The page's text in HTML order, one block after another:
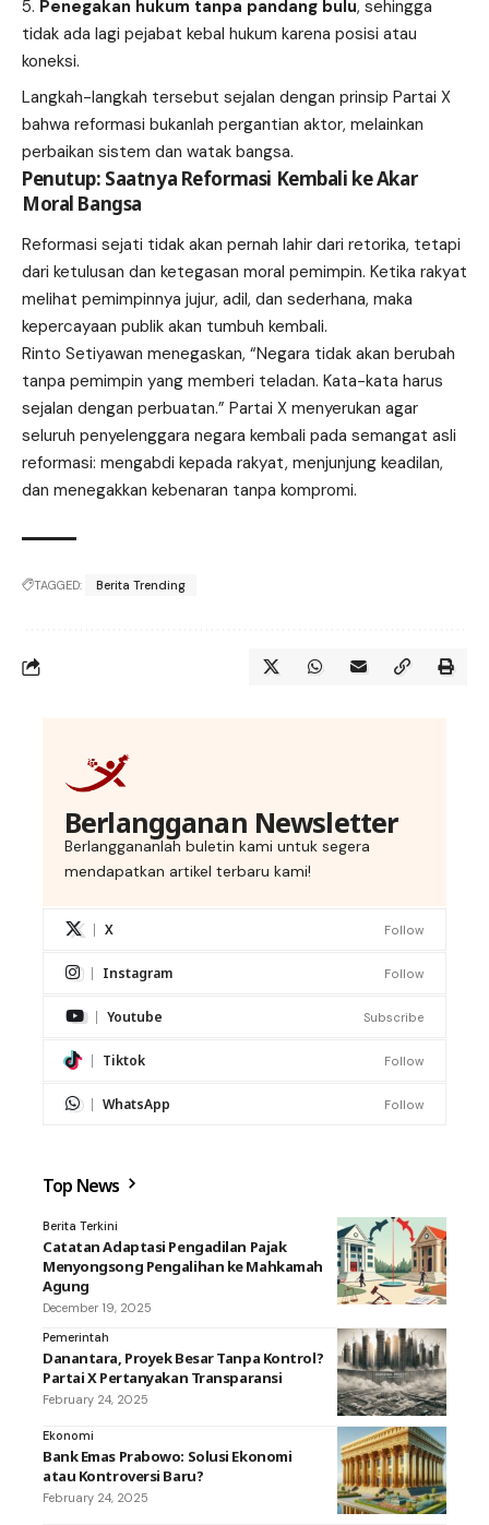
Penegakan hukum tanpa pandang bulu, sehingga
tidak ada lagi pejabat kebal hukum karena posisi atau
koneksi.
Langkah-langkah tersebut sejalan dengan prinsip Partai X
bahwa reformasi bukanlah pergantian aktor, melainkan
perbaikan sistem dan watak bangsa.
Penutup: Saatnya Reformasi Kembali ke Akar
Moral Bangsa
Reformasi sejati tidak akan pernah lahir dari retorika, tetapi
dari ketulusan dan ketegasan moral pemimpin. Ketika rakyat
melihat pemimpinnya jujur, adil, dan sederhana, maka
kepercayaan publik akan tumbuh kembali.
Rinto Setiyawan menegaskan, “Negara tidak akan berubah
tanpa pemimpin yang memberi teladan. Kata-kata harus
sejalan dengan perbuatan.” Partai X menyerukan agar
seluruh penyelenggara negara kembali pada semangat asli
reformasi: mengabdi kepada rakyat, menjunjung keadilan,
dan menegakkan kebenaran tanpa kompromi.
TAGGED: Berita Trending
Berlangganan Newsletter
Berlanggananlah buletin kami untuk segera
mendapatkan artikel terbaru kami!
X Follow
Instagram Follow
Youtube Subscribe
Tiktok Follow
WhatsApp Follow
Top News
Berita Terkini
Catatan Adaptasi Pengadilan Pajak
Menyongsong Pengalihan ke Mahkamah
Agung
December 19, 2025
Pemerintah
Danantara, Proyek Besar Tanpa Kontrol?
Partai X Pertanyakan Transparansi
February 24, 2025
Ekonomi
Bank Emas Prabowo: Solusi Ekonomi
atau Kontroversi Baru?
February 24, 2025